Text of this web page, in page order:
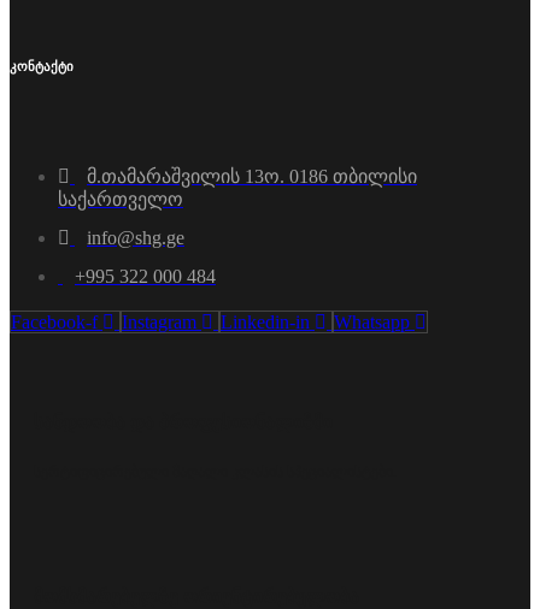
კონტაქტი
მ.თამარაშვილის 13ო. 0186 თბილისი
საქართველო
info@shg.ge
+995 322 000 484
Facebook-f Instagram Linkedin-in Whatsapp